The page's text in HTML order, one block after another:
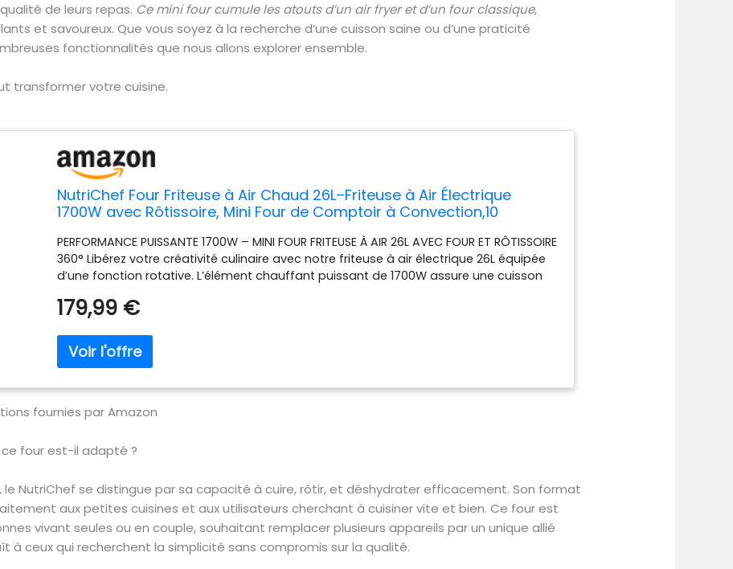
de leurs repas. Ce mini four cumule les atouts d’un air fryer et d’un four classique,
et savoureux. Que vous soyez à la recherche d’une cuisson saine ou d’une praticité
fonctionnalités que nous allons explorer ensemble.
transformer votre cuisine.
NutriChef Four Friteuse à Air Chaud 26L–Friteuse à Air Électrique
1700W avec Rôtissoire, Mini Four de Comptoir à Convection,10
Miettes
PERFORMANCE PUISSANTE 1700W – MINI FOUR FRITEUSE À AIR 26L AVEC FOUR ET RÔTISSOIRE
360° Libérez votre créativité culinaire avec notre friteuse à air électrique 26L équipée
d’une fonction rotative. L’élément chauffant puissant de 1700W assure une cuisson
familles et les repas variés. 10 PROGRAMMES DE CUISSON PRÉDÉFINIS – AIR FRY, GRILLER,
vos préparations grâce aux 10 préréglages numériques sur écran tactile LED haute
définition. Chaque programme est conçu pour une cuisson précise et efficace, idéale
légumes. CIRCULATION D’AIR CHAUD 360° – CUISSON SAINE ET UNIFORME Notre friteuse à
air utilise la technologie avancée de circulation d’air chaud à 360°, permettant de
délicieux tout en réduisant les calories, parfait pour une alimentation saine et rapide.
SÉCURITÉ ET FACILITÉ D’UTILISATION Fonction d’arrêt automatique et protection contre
surfaces antiadhésives, panier amovible et plateau compatible lave-vaisselle.
ACCESSOIRES POLYVALENTS INCLUS La friteuse est livrée avec panier à frire, grille de
cuisson et plateau récupérateur de jus. Design compact, facile à ranger, dimensions
15,7” x 14,8” x 14,9”. Idéal pour cuisine familiale, friteuse multifonction, four électrique,
179,99 €
fournies par Amazon
four est-il adapté ?
NutriChef se distingue par sa capacité à cuire, rôtir, et déshydrater efficacement. Son format
aux petites cuisines et aux utilisateurs cherchant à cuisiner vite et bien. Ce four est
vivant seules ou en couple, souhaitant remplacer plusieurs appareils par un unique allié
à ceux qui recherchent la simplicité sans compromis sur la qualité.